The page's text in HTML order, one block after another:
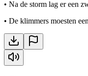
• Na de storm lag er een
• De klimmers moesten